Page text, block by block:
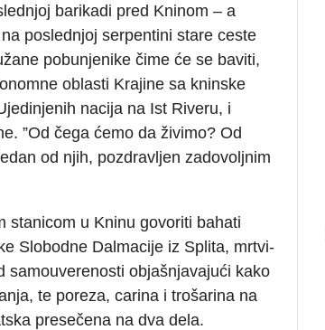
barikadi pred Kninom – a
poslednjoj serpentini stare ceste
pobunjenike čime će se baviti,
oblasti Krajine sa kninske
nacija na Ist Riveru, i
”Od čega ćemo da živimo? Od
od njih, pozdravljen zadovoljnim
stanicom u Kninu govoriti bahati
Slobodne Dalmacije iz Splita, mrtvi-
samouverenosti objašnjavajući kako
te poreza, carina i trošarina na
presečena na dva dela.